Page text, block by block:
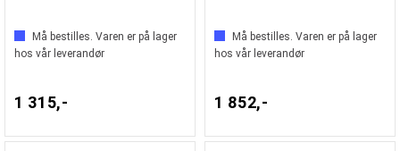
Må bestilles. Varen er på lager
hos vår leverandør
1 315,-
Må bestilles. Varen er på lager
hos vår leverandør
1 852,-